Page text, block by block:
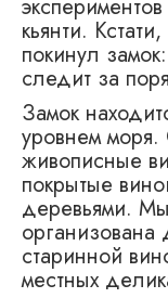
кьянти.
покинул
следит за
Замок
уровнем моря.
живописные
покрытые
деревьями.
организована
старинной
местных